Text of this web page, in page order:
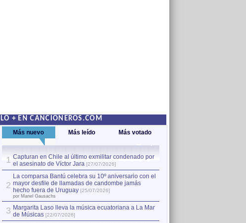
LO + EN CANCIONEROS.COM
Más nuevo Más leído Más votado
1 Capturan en Chile al último exmilitar condenado por
el asesinato de Víctor Jara [27/07/2026]
2
La comparsa Bantú celebra su 10º aniversario con el
mayor desfile de llamadas de candombe jamás
hecho fuera de Uruguay [25/07/2026]
por Manel Gausachs
3 Margarita Laso lleva la música ecuatoriana a La Mar
de Músicas [22/07/2026]